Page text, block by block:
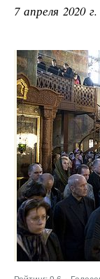
7 апреля 2020 г.